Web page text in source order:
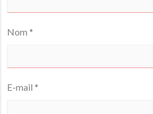
Nom *
E-mail *